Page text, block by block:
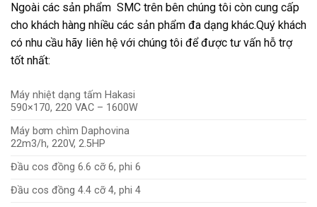
Ngoài các sản phẩm SMC trên bên chúng tôi còn cung cấp
cho khách hàng nhiều các sản phẩm đa dạng khác.Quý khách
có nhu cầu hãy liên hệ với chúng tôi để được tư vấn hỗ trợ
tốt nhất:
Máy nhiệt dạng tấm Hakasi
590×170, 220 VAC – 1600W
Máy bơm chìm Daphovina
22m3/h, 220V, 2.5HP
Đầu cos đồng 6.6 cỡ 6, phi 6
Đầu cos đồng 4.4 cỡ 4, phi 4